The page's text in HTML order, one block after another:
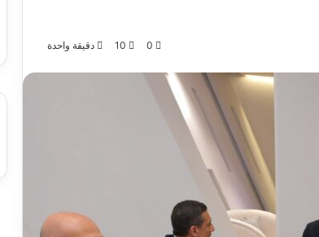
0
10 دقيقة واحدة